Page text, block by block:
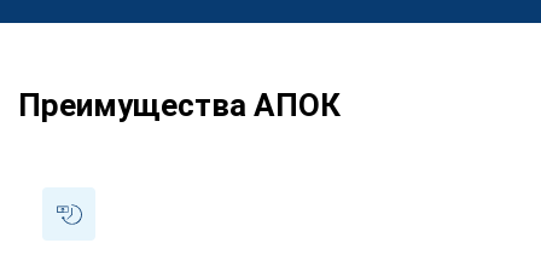
Преимущества АПОК